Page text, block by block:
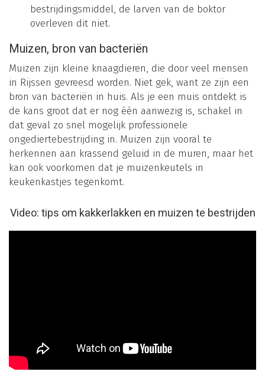
bestrijdingsmiddel, de larven van de boktor
overleven dit niet.
Muizen, bron van bacteriën
Muizen zijn kleine knaagdieren, die door veel mensen
in Rijssen gevreesd worden. Niet gek, want ze zijn een
bron van bacteriën in huis. Als je een muis ontdekt is
de kans groot dat er nog één aanwezig is, schakel in
dat geval zo snel mogelijk professionele
ongediertebestrijding in. Muizen zijn vooral te
herkennen aan krassend geluid in de muren, maar het
kan ook voorkomen dat je muizenkeutels in
keukenkastjes tegenkomt.
Video: tips om kakkerlakken en muizen te bestrijden